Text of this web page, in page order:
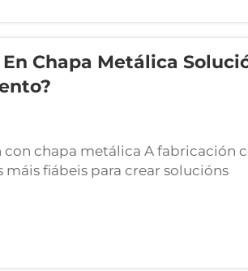
Chapa Metálica
chapa metálica A fabricación
fiábeis para crear solucións